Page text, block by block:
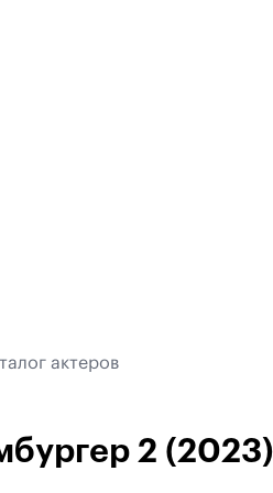
актеров
2 (2023)